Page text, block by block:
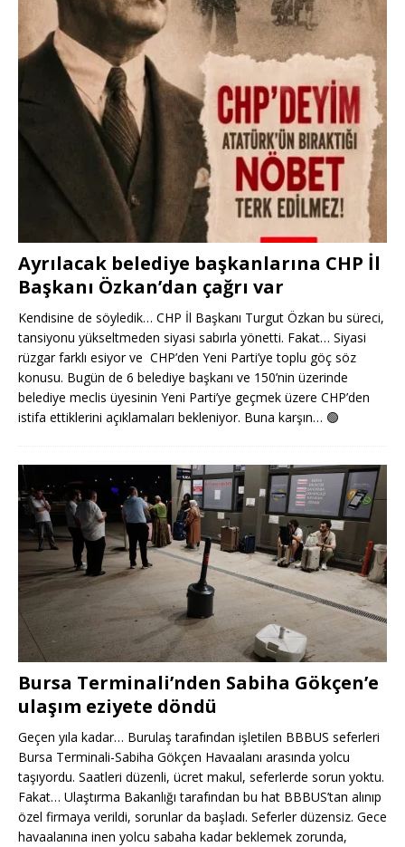
Ayrılacak belediye başkanlarına CHP İl
Başkanı Özkan’dan çağrı var
Kendisine de söyledik… CHP İl Başkanı Turgut Özkan bu süreci,
tansiyonu yükseltmeden siyasi sabırla yönetti. Fakat… Siyasi
rüzgar farklı esiyor ve CHP’den Yeni Parti’ye toplu göç söz
konusu. Bugün de 6 belediye başkanı ve 150’nin üzerinde
belediye meclis üyesinin Yeni Parti’ye geçmek üzere CHP’den
istifa ettiklerini açıklamaları bekleniyor. Buna karşın… 🟢
Bursa Terminali’nden Sabiha Gökçen’e
ulaşım eziyete döndü
Geçen yıla kadar… Burulaş tarafından işletilen BBBUS seferleri
Bursa Terminali-Sabiha Gökçen Havaalanı arasında yolcu
taşıyordu. Saatleri düzenli, ücret makul, seferlerde sorun yoktu.
Fakat… Ulaştırma Bakanlığı tarafından bu hat BBBUS’tan alınıp
özel firmaya verildi, sorunlar da başladı. Seferler düzensiz. Gece
havaalanına inen yolcu sabaha kadar beklemek zorunda,